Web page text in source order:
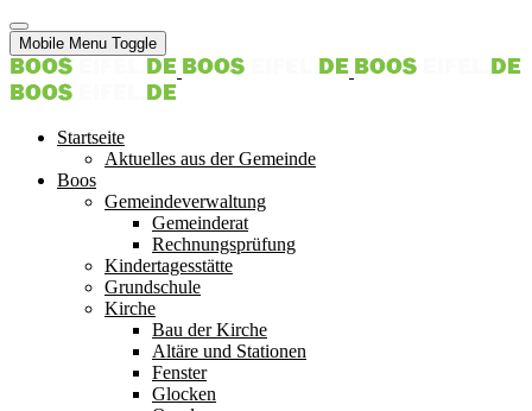
Mobile Menu Toggle
Startseite
Aktuelles aus der Gemeinde
Boos
Gemeindeverwaltung
Gemeinderat
Rechnungsprüfung
Kindertagesstätte
Grundschule
Kirche
Bau der Kirche
Altäre und Stationen
Fenster
Glocken